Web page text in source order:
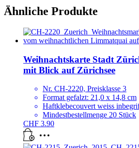
Ähnliche Produkte
Weihnachtskarte Stadt
mit Blick auf Zürichsee
Nr. CH-2220, Preisklasse 3
Format gefalzt: 21,0 x 14,8 cm
Haftklebecouvert weiss
Mindestbestellmenge 20 Stück
CHF 3.90